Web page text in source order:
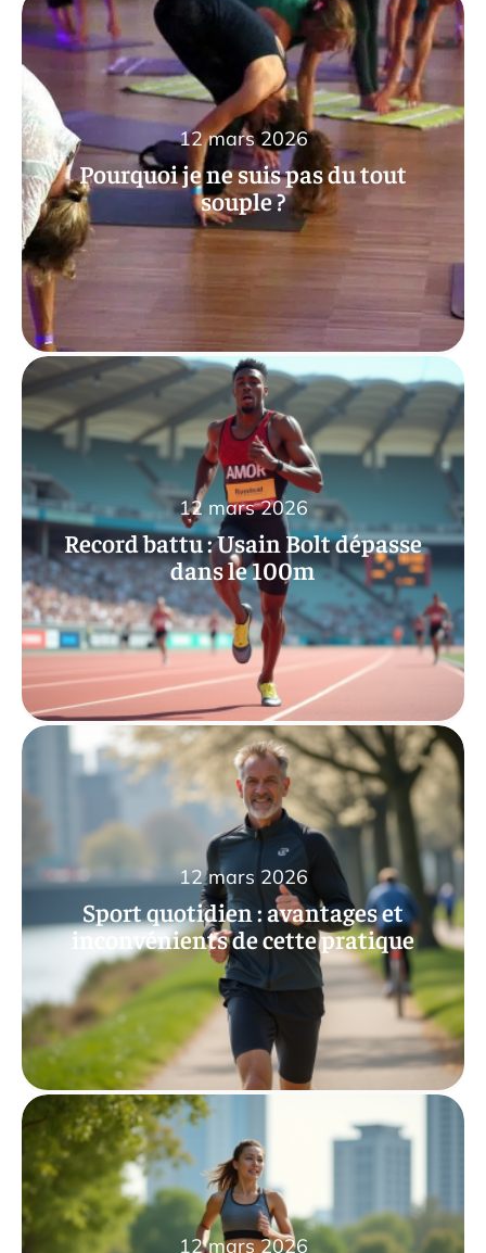
Pourquoi je ne suis pas du tout
souple ?
12 mars 2026
Record battu : Usain Bolt dépasse
dans le 100m
12 mars 2026
Sport quotidien : avantages et
inconvénients de cette pratique
12 mars 2026
12 mars 2026